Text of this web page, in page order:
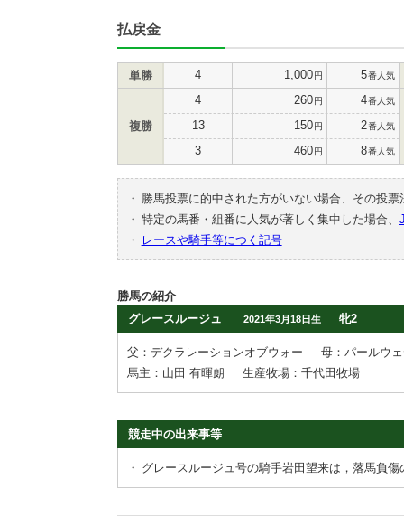
払戻金
単勝 4 1,000円 5番人気
複勝
4 260円 4番人気
13 150円 2番人気
3 460円 8番人気
・
勝馬投票に的中された方がいない場合、その投
・ 特定の馬番・組番に人気が著しく集中した場合、
・
レースや騎手等につく記号
勝馬の紹介
グレースルージュ
2021年3月18日生 牝2
父：デクラレーションオブウォー
母：パールウ
馬主：山田 有暉朗
生産牧場：千代田牧場
競走中の出来事等
・ グレースルージュ号の騎手岩田望来は，落馬負